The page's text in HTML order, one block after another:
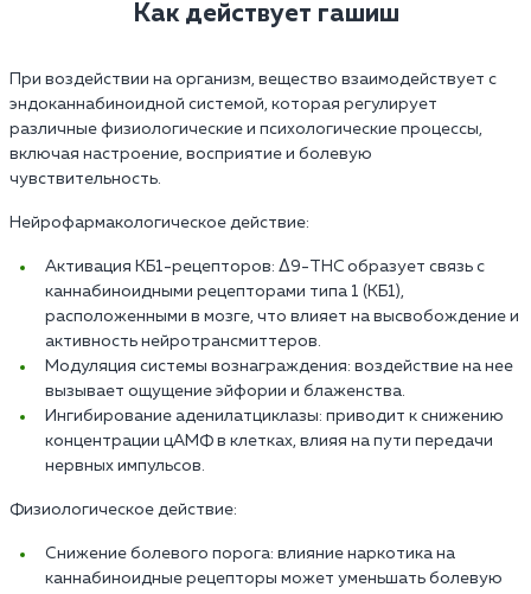
Как действует гашиш
При воздействии на организм, вещество взаимодействует с
эндоканнабиноидной системой, которая регулирует
различные физиологические и психологические процессы,
включая настроение, восприятие и болевую
чувствительность.
Нейрофармакологическое действие:
Активация КБ1-рецепторов: Δ9-THC образует связь с
каннабиноидными рецепторами типа 1 (КБ1),
расположенными в мозге, что влияет на высвобождение и
активность нейротрансмиттеров.
Модуляция системы вознаграждения: воздействие на нее
вызывает ощущение эйфории и блаженства.
Ингибирование аденилатциклазы: приводит к снижению
концентрации цАМФ в клетках, влияя на пути передачи
нервных импульсов.
Физиологическое действие:
Снижение болевого порога: влияние наркотика на
каннабиноидные рецепторы может уменьшать болевую